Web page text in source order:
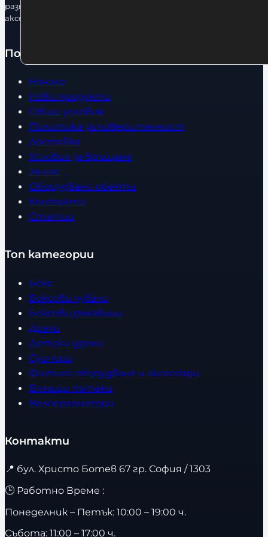
разнообразие от бойна екипировка, фитнес уреди и
аксесоари.
Полезно
Начало
Нови продукти
Общи условия
Политика за поверителност
Доставка
Условия за връщане
За нас
Оборудвани обекти
Контакти
Статии
Топ категории
Бокс
Боксови чували
Боксови ръкавици
Дрехи
Детски дрехи
Суичъри
Фитнес оборудване и аксесоари
Бягащи пътеки
Велоергометри
Контакти
📍 бул. Христо Ботев 67 гр. София / 1303
🕒 Работно Време :
Понеделник – Петък: 10:00 – 19:00 ч.
Събота: 11:00 – 17:00 ч.